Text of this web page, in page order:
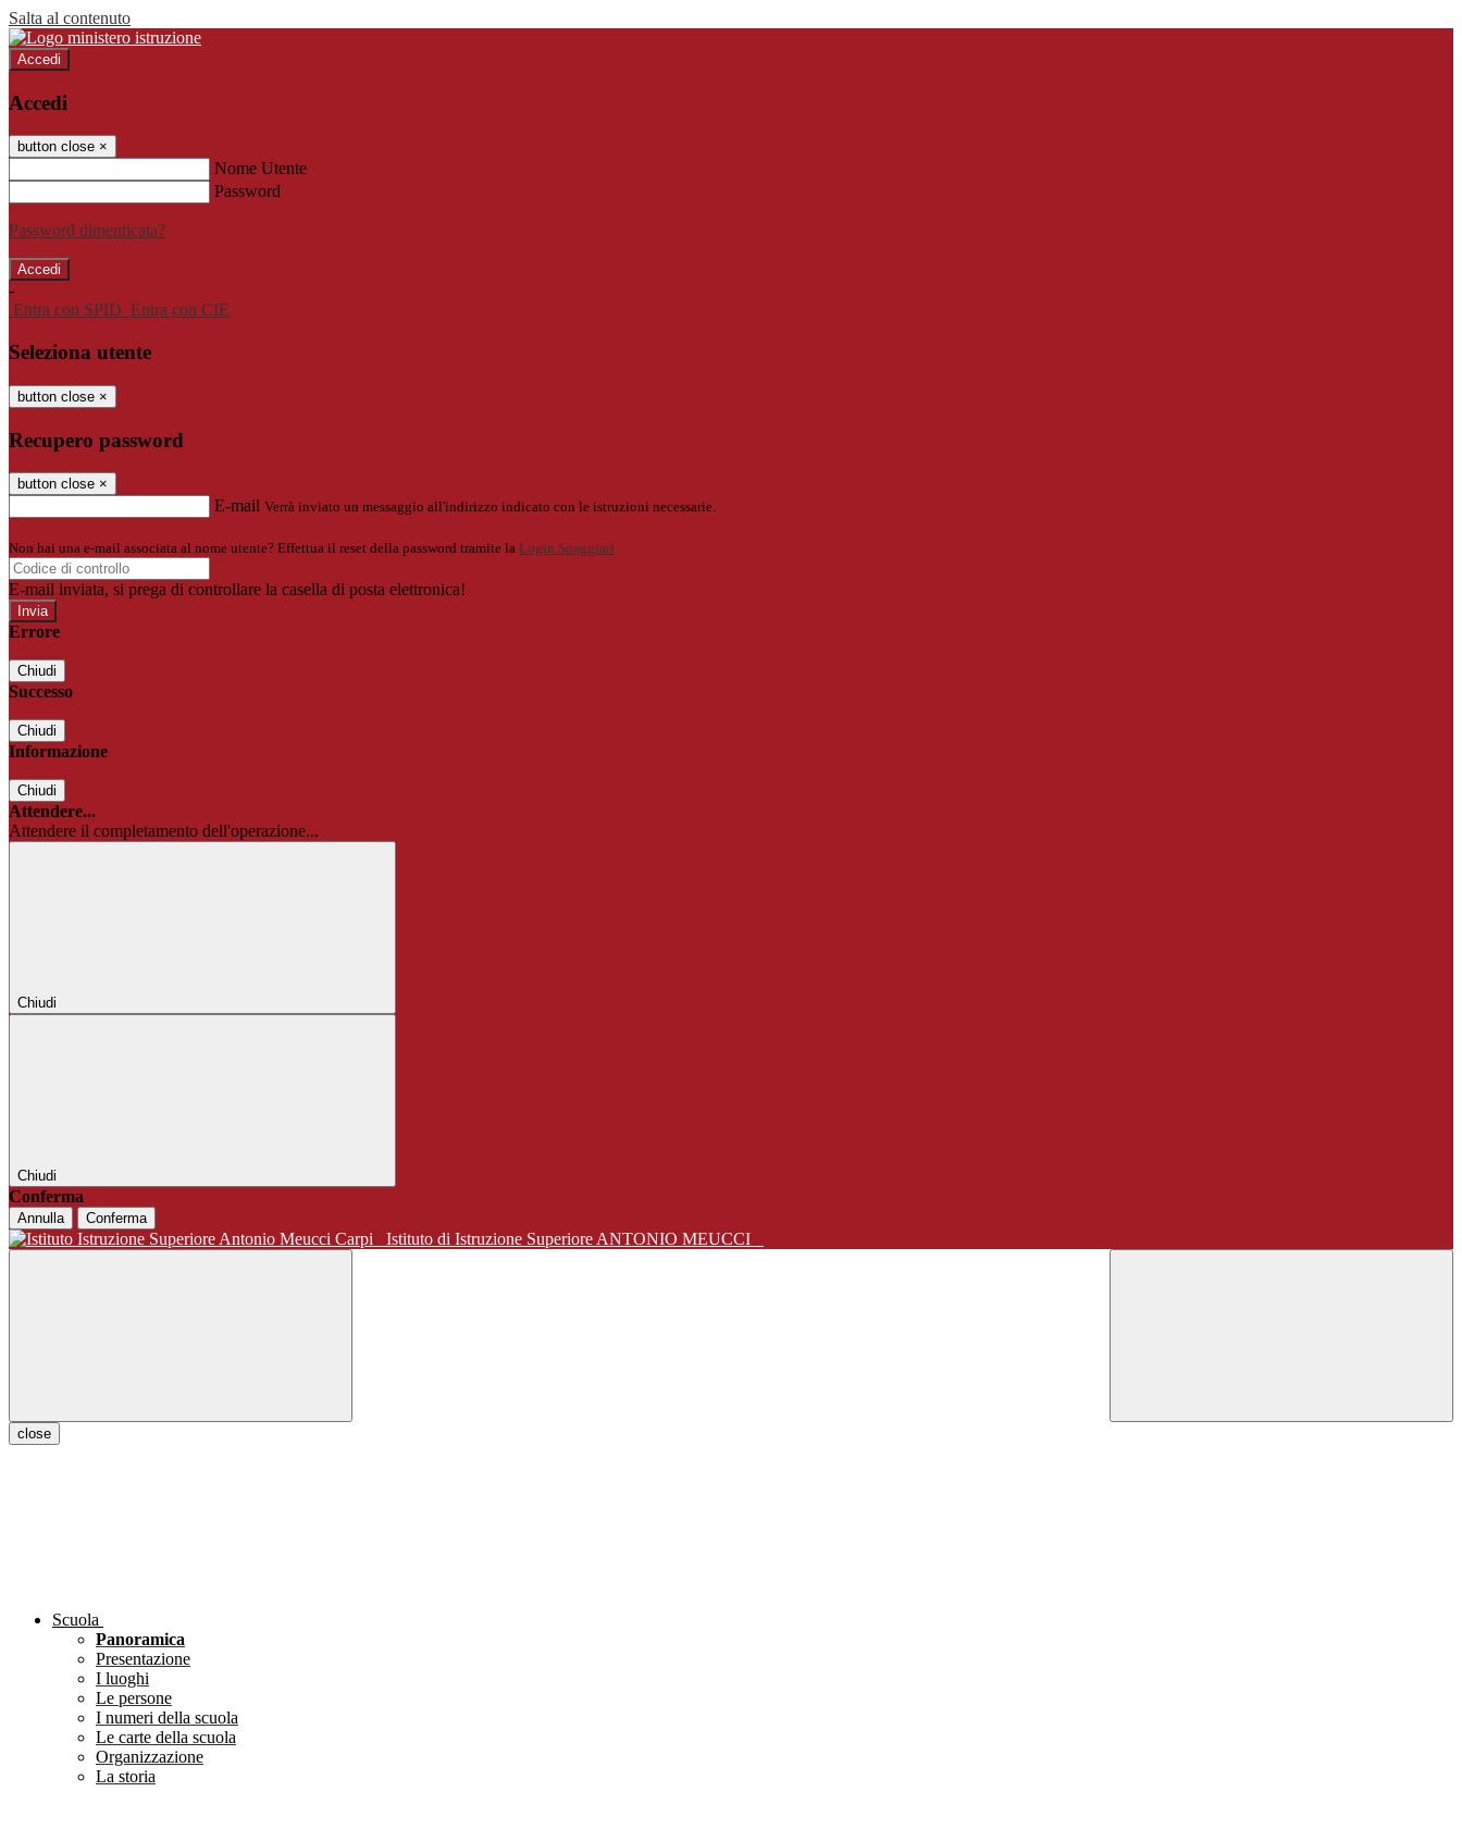
Salta al contenuto
Accedi
Accedi
button close ×
Nome Utente
Password
Password dimenticata?
-
Entra con SPID Entra con CIE
Seleziona utente
button close ×
Recupero password
button close ×
E-mail Verrà inviato un messaggio all'indirizzo indicato con le istruzioni necessarie.
Non hai una e-mail associata al nome utente? Effettua il reset della password tramite la Login Spaggiari
E-mail inviata, si prega di controllare la casella di posta elettronica!
Errore
Chiudi
Successo
Chiudi
Informazione
Chiudi
Attendere...
Attendere il completamento dell'operazione...
Chiudi
Chiudi
Conferma
Annulla Conferma
Istituto di Istruzione Superiore ANTONIO MEUCCI
close
Scuola
Panoramica
Presentazione
I luoghi
Le persone
I numeri della scuola
Le carte della scuola
Organizzazione
La storia